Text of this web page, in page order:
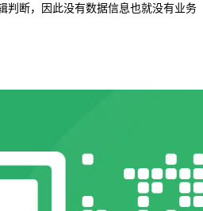
判断，因此没有数据信息也就没有业务